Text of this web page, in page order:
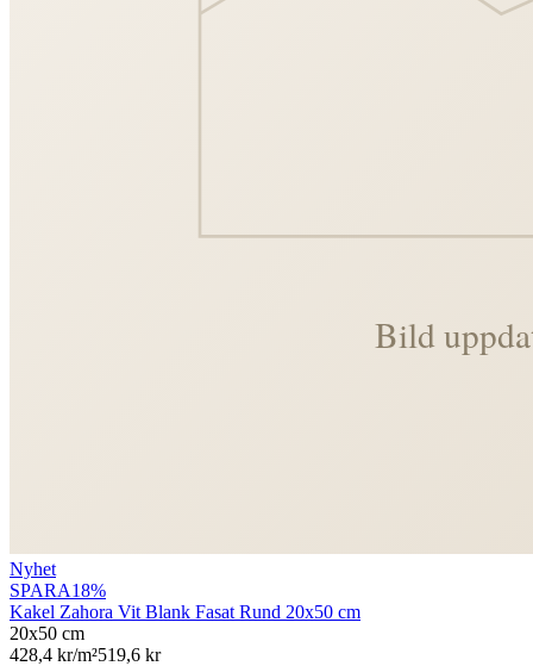
Nyhet
SPARA18%
Kakel Zahora Vit Blank Fasat Rund 20x50 cm
20x50 cm
428,4 kr/m²519,6 kr